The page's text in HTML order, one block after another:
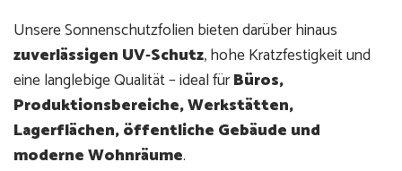
Unsere Sonnenschutzfolien bieten darüber hinaus
zuverlässigen UV‑Schutz, hohe Kratzfestigkeit und
eine langlebige Qualität – ideal fürBüros,
Produktionsbereiche, Werkstätten,
Lagerflächen, öffentliche Gebäude und
moderne Wohnräume.